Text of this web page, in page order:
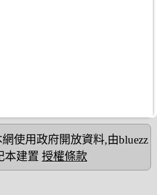
使用政府開放資料,由bluezz
本建置 授權條款